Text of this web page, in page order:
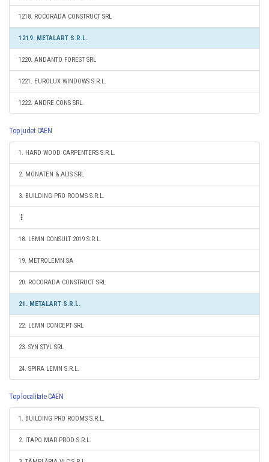
1218. ROCORADA CONSTRUCT SRL
1219. METALART S.R.L.
1220. ANDANTO FOREST SRL
1221. EUROLUX WINDOWS S.R.L.
1222. ANDRE CONS SRL
Top judet CAEN
1. HARD WOOD CARPENTERS S.R.L.
2. MONATEN & ALIS SRL
3. BUILDING PRO ROOMS S.R.L.
18. LEMN CONSULT 2019 S.R.L.
19. METROLEMN SA
20. ROCORADA CONSTRUCT SRL
21. METALART S.R.L.
22. LEMN CONCEPT SRL
23. SYN STYL SRL
24. SPIRA LEMN S.R.L.
Top localitate CAEN
1. BUILDING PRO ROOMS S.R.L.
2. ITAPO MAR PROD S.R.L.